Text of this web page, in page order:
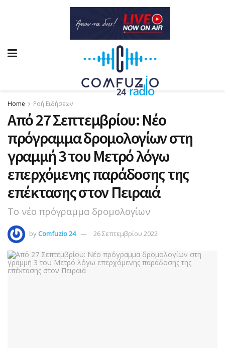
Home Ροή Ειδήσεων
Από 27 Σεπτεμβρίου: Νέο
πρόγραμμα δρομολογίων στη
γραμμή 3 του Μετρό λόγω
επερχόμενης παράδοσης της
επέκτασης στον Πειραιά
Το νέο πρόγραμμα δρομολογίων
by Comfuzio 24 26 Σεπτεμβρίου 2022